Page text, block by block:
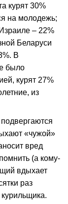
курят 30%
на молодежь;
– 22%
Беларуси
В
было
курят 27%
из
«чужой»
вред
(а кому-
вдыхает
раз